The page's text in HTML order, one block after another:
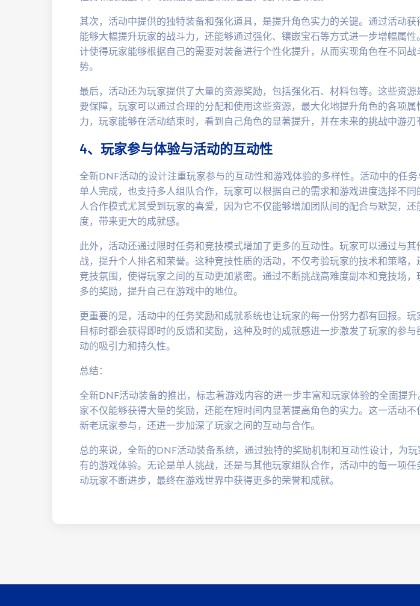
其次，活动中提供的独特装备和强化道具，是提升角色实力的关键。通过活动获
能够大幅提升玩家的战斗力，还能够通过强化、镶嵌宝石等方式进一步增幅属性
计使得玩家能够根据自己的需要对装备进行个性化提升，从而实现角色在不同战
势。
最后，活动还为玩家提供了大量的资源奖励，包括强化石、材料包等。这些资源
要保障，玩家可以通过合理的分配和使用这些资源，最大化地提升角色的各项属
力，玩家能够在活动结束时，看到自己角色的显著提升，并在未来的挑战中游刃
4、玩家参与体验与活动的互动性
全新DNF活动的设计注重玩家参与的互动性和游戏体验的多样性。活动中的任
单人完成，也支持多人组队合作，玩家可以根据自己的需求和游戏进度选择不同
人合作模式尤其受到玩家的喜爱，因为它不仅能够增加团队间的配合与默契，还
度，带来更大的成就感。
此外，活动还通过限时任务和竞技模式增加了更多的互动性。玩家可以通过与其
战，提升个人排名和荣誉。这种竞技性质的活动，不仅考验玩家的技术和策略，
竞技氛围，使得玩家之间的互动更加紧密。通过不断挑战高难度副本和竞技场，
多的奖励，提升自己在游戏中的地位。
更重要的是，活动中的任务奖励和成就系统也让玩家的每一份努力都有回报。玩
目标时都会获得即时的反馈和奖励，这种及时的成就感进一步激发了玩家的参与
动的吸引力和持久性。
总结：
全新DNF活动装备的推出，标志着游戏内容的进一步丰富和玩家体验的全面提
家不仅能够获得大量的奖励，还能在短时间内显著提高角色的实力。这一活动不
新老玩家参与，还进一步加深了玩家之间的互动与合作。
总的来说，全新的DNF活动装备系统，通过独特的奖励机制和互动性设计，为
有的游戏体验。无论是单人挑战，还是与其他玩家组队合作，活动中的每一项任
动玩家不断进步，最终在游戏世界中获得更多的荣誉和成就。